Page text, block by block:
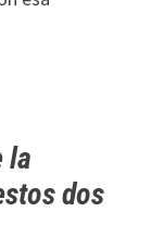
la
dos